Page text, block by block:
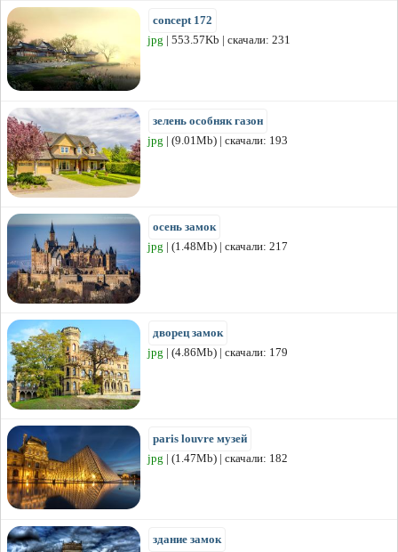
concept 172
jpg | 553.57Kb | скачали: 231
зелень особняк газон
jpg | (9.01Mb) | скачали: 193
осень замок
jpg | (1.48Mb) | скачали: 217
дворец замок
jpg | (4.86Mb) | скачали: 179
paris louvre музей
jpg | (1.47Mb) | скачали: 182
здание замок